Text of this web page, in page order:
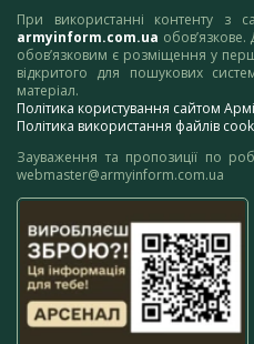
При використанні контенту з
armyinform.com.ua обов’язкове.
обов’язковим є розміщення у
відкритого для пошукових
матеріал.
Політика користування сайтом
Політика використання файлів
Зауваження та пропозиції по
webmaster@armyinform.com.ua